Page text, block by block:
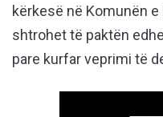
kërkesë në Komunën
shtrohet të paktën
pare kurfar veprimi të